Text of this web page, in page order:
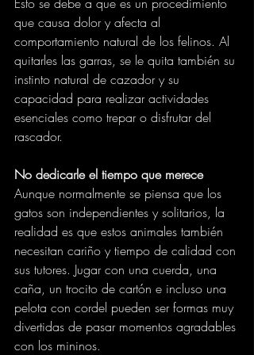
que causa dolor y afecta al
comportamiento natural de los felinos. Al
quitarles las garras, se le quita también su
instinto natural de cazador y su
capacidad para realizar actividades
esenciales como trepar o disfrutar del
rascador.
No dedicarle el tiempo que merece
Aunque normalmente se piensa que los
gatos son independientes y solitarios, la
realidad es que estos animales también
necesitan cariño y tiempo de calidad con
sus tutores. Jugar con una cuerda, una
caña, un trocito de cartón e incluso una
pelota con cordel pueden ser formas muy
divertidas de pasar momentos agradables
con los mininos.